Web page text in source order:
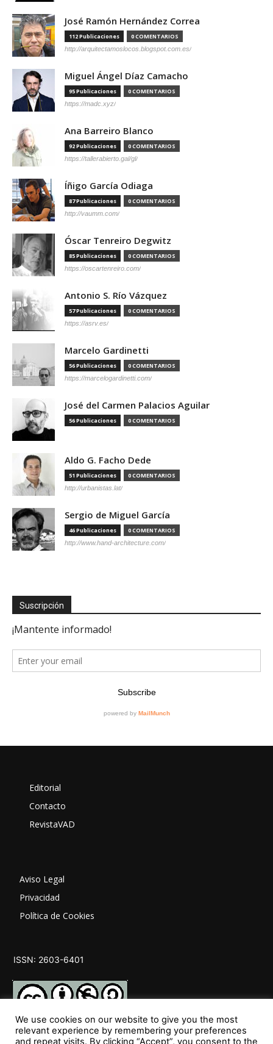
José Ramón Hernández Correa
112 Publicaciones 0 COMENTARIOS
http://arquitectamoslocos.blogspot.com.es/
Miguel Ángel Díaz Camacho
95 Publicaciones 0 COMENTARIOS
https://madc.xyz/
Ana Barreiro Blanco
92 Publicaciones 0 COMENTARIOS
https://tallerabierto.gal/gl/
Íñigo García Odiaga
87 Publicaciones 0 COMENTARIOS
http://vaumm.com/
Óscar Tenreiro Degwitz
85 Publicaciones 0 COMENTARIOS
https://oscartenreiro.com/
Antonio S. Río Vázquez
57 Publicaciones 0 COMENTARIOS
https://asrv.es/
Marcelo Gardinetti
56 Publicaciones 0 COMENTARIOS
https://marcelogardinetti.com/
José del Carmen Palacios Aguilar
56 Publicaciones 0 COMENTARIOS
Aldo G. Facho Dede
51 Publicaciones 0 COMENTARIOS
http://urbanistas.lat/
Sergio de Miguel García
46 Publicaciones 0 COMENTARIOS
http://www.hand-architecture.com/
Suscripción
Editorial
Contacto
RevistaVAD
Aviso Legal
Privacidad
Política de Cookies
ISSN: 2603-6401
We use cookies on our website to give you the most
relevant experience by remembering your preferences
and repeat visits. By clicking “Accept”, you consent to the